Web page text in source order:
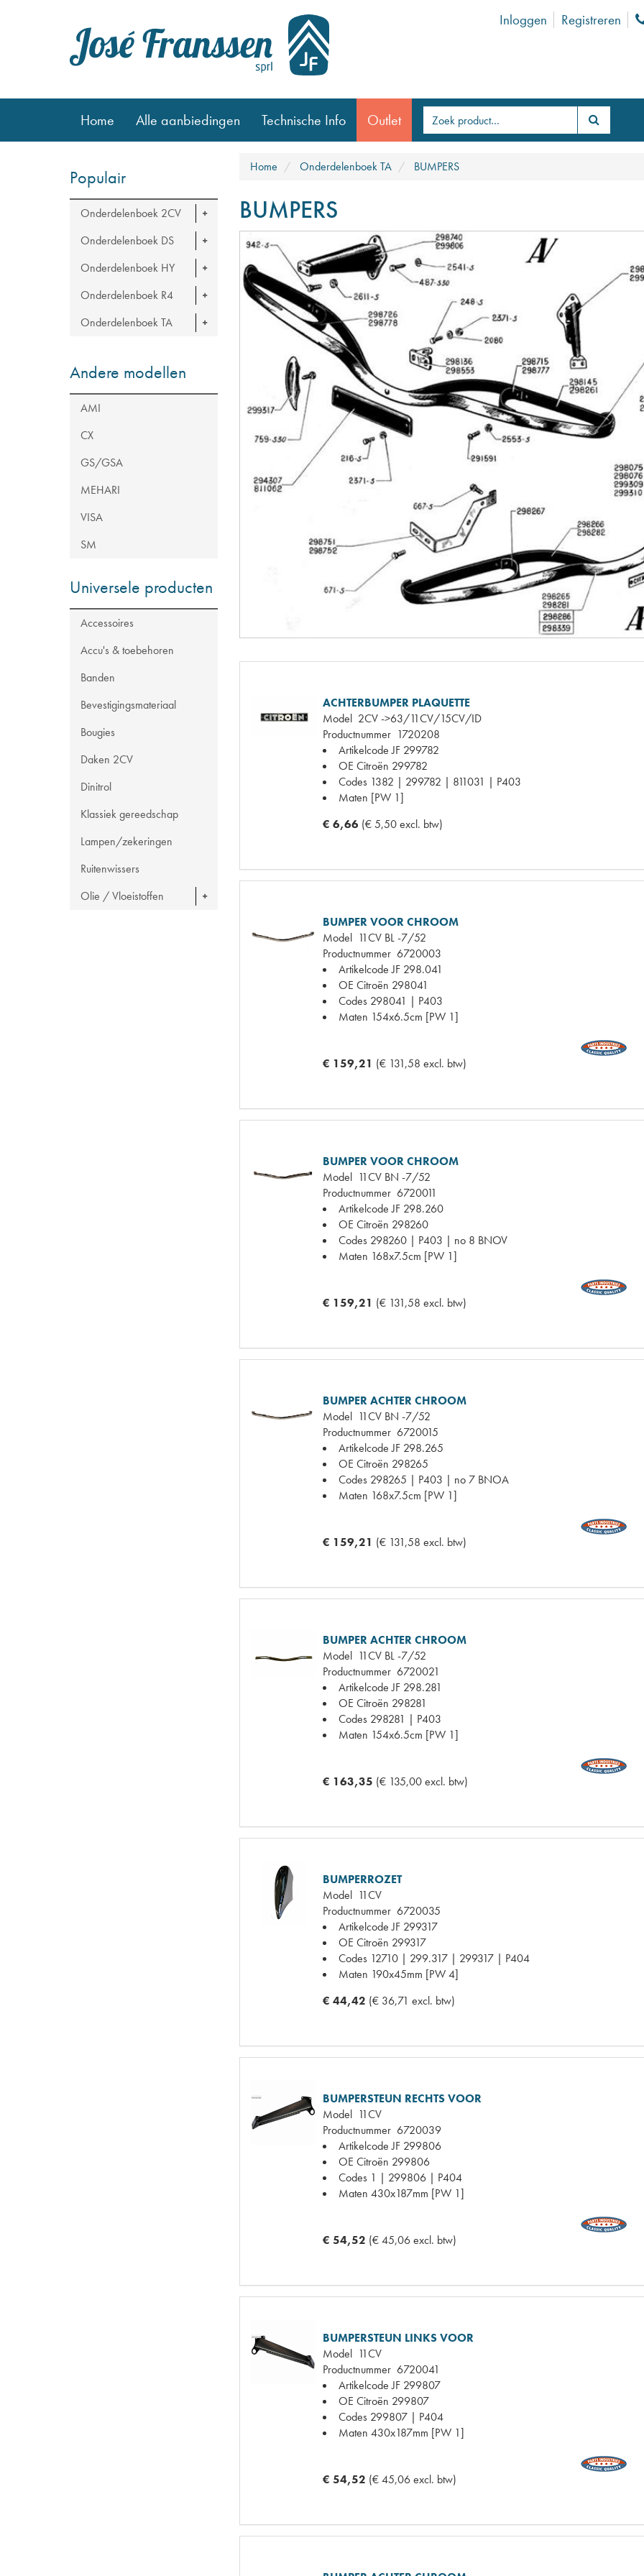
Inloggen Registreren
Home Alle aanbiedingen Technische Info Outlet
Populair
Onderdelenboek 2CV
Onderdelenboek DS
Onderdelenboek HY
Onderdelenboek R4
Onderdelenboek TA
Andere modellen
AMI
CX
GS/GSA
MEHARI
VISA
SM
Universele producten
Accessoires
Accu's & toebehoren
Banden
Bevestigingsmateriaal
Bougies
Daken 2CV
Dinitrol
Klassiek gereedschap
Lampen/zekeringen
Ruitenwissers
Olie / Vloeistoffen
Home Onderdelenboek TA BUMPERS
BUMPERS
ACHTERBUMPER PLAQUETTE
Model 2CV ->63/11CV/15CV/ID
Productnummer 1720208
Artikelcode JF 299782
OE Citroën 299782
Codes 1382 | 299782 | 811031 | P403
Maten [PW 1]
€ 6,66 (€ 5,50 excl. btw)
BUMPER VOOR CHROOM
Model 11CV BL -7/52
Productnummer 6720003
Artikelcode JF 298.041
OE Citroën 298041
Codes 298041 | P403
Maten 154x6.5cm [PW 1]
€ 159,21 (€ 131,58 excl. btw)
BUMPER VOOR CHROOM
Model 11CV BN -7/52
Productnummer 6720011
Artikelcode JF 298.260
OE Citroën 298260
Codes 298260 | P403 | no 8 BNOV
Maten 168x7.5cm [PW 1]
€ 159,21 (€ 131,58 excl. btw)
BUMPER ACHTER CHROOM
Model 11CV BN -7/52
Productnummer 6720015
Artikelcode JF 298.265
OE Citroën 298265
Codes 298265 | P403 | no 7 BNOA
Maten 168x7.5cm [PW 1]
€ 159,21 (€ 131,58 excl. btw)
BUMPER ACHTER CHROOM
Model 11CV BL -7/52
Productnummer 6720021
Artikelcode JF 298.281
OE Citroën 298281
Codes 298281 | P403
Maten 154x6.5cm [PW 1]
€ 163,35 (€ 135,00 excl. btw)
BUMPERROZET
Model 11CV
Productnummer 6720035
Artikelcode JF 299317
OE Citroën 299317
Codes 12710 | 299.317 | 299317 | P404
Maten 190x45mm [PW 4]
€ 44,42 (€ 36,71 excl. btw)
BUMPERSTEUN RECHTS VOOR
Model 11CV
Productnummer 6720039
Artikelcode JF 299806
OE Citroën 299806
Codes 1 | 299806 | P404
Maten 430x187mm [PW 1]
€ 54,52 (€ 45,06 excl. btw)
BUMPERSTEUN LINKS VOOR
Model 11CV
Productnummer 6720041
Artikelcode JF 299807
OE Citroën 299807
Codes 299807 | P404
Maten 430x187mm [PW 1]
€ 54,52 (€ 45,06 excl. btw)